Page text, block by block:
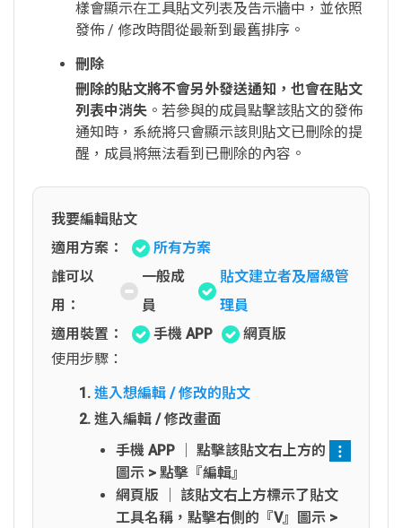
樣會顯示在工具貼文列表及告示牆中，並依照
發佈 / 修改時間從最新到最舊排序。
刪除
刪除的貼文將不會另外發送通知，也會在貼文
列表中消失 。若參與的成員點擊該貼文的發佈
通知時，系統將只會顯示該則貼文已刪除的提
醒，成員將無法看到已刪除的內容。
我要編輯貼文
適用方案：
所有方案
誰可以
用：
一般成
員
貼文建立者及層級管
理員
適用裝置：
手機 APP
網頁版
使用步驟：
進入想編輯 / 修改的貼文
進入編輯 / 修改畫面
手機 APP │ 點擊該貼文右上方的
圖示 > 點擊『編輯』
網頁版 │ 該貼文右上方標示了貼文
工具名稱，點擊右側的『V』圖示 >